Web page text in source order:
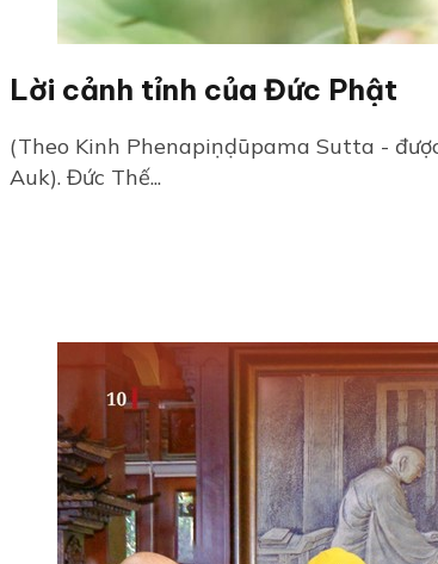
Lời cảnh tỉnh của Đức Phật
(Theo Kinh Phena­piṇḍūpama Sutta -
Auk). Đức Thế...